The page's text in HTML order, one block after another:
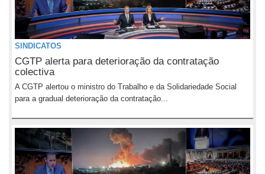
SINDICATOS
CGTP alerta para deterioração da contratação
colectiva
A CGTP alertou o ministro do Trabalho e da Solidariedade Social
para a gradual deterioração da contratação...